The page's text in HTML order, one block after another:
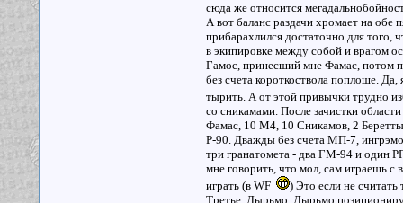
сюда же относится
А вот баланс раздачи хромает на обе
прибарахлился достаточно для
в экипировке между собой и врагом
Гамос, принесший мне Фамас, потом
без счета короткоствола поплоше.
тырить. А от этой привычки трудно
со сникамами. После зачистки
Фамас, 10 М4, 10 Сникамов, 2
Р-90. Дважды без счета МП-7,
три гранатомета - два ГМ-94 и один
мне говорить, что мол, сам играешь с
играть (в WF
) Это если не
Третье. Дырьмо. Дырьмо